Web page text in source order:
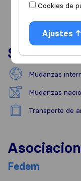
Servicios
Mudanzas
Mudanzas
Transporte de
Fedem
Cookies de
Ajustes